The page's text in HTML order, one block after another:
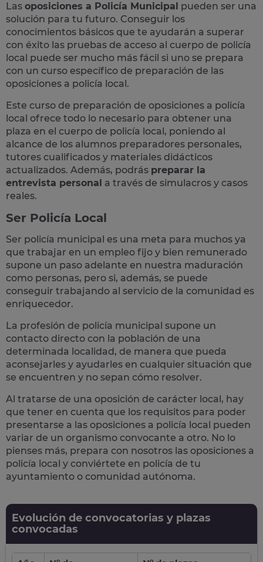
Las oposiciones a Policía Municipal pueden ser una
solución para tu futuro. Conseguir los
conocimientos básicos que te ayudarán a superar
con éxito las pruebas de acceso al cuerpo de policía
local puede ser mucho más fácil si uno se prepara
con un curso específico de preparación de las
oposiciones a policía local.
Este curso de preparación de oposiciones a policía
local ofrece todo lo necesario para obtener una
plaza en el cuerpo de policía local, poniendo al
alcance de los alumnos preparadores personales,
tutores cualificados y materiales didácticos
actualizados. Además, podrás preparar la
entrevista personal a través de simulacros y casos
reales.
Ser Policía Local
Ser policía municipal es una meta para muchos ya
que trabajar en un empleo fijo y bien remunerado
supone un paso adelante en nuestra maduración
como personas, pero si, además, se puede
conseguir trabajando al servicio de la comunidad es
enriquecedor.
La profesión de policía municipal supone un
contacto directo con la población de una
determinada localidad, de manera que pueda
aconsejarles y ayudarles en cualquier situación que
se encuentren y no sepan cómo resolver.
Al tratarse de una oposición de carácter local, hay
que tener en cuenta que los requisitos para poder
presentarse a las oposiciones a policía local pueden
variar de un organismo convocante a otro. No lo
pienses más, prepara con nosotros las oposiciones a
policía local y conviértete en policía de tu
ayuntamiento o comunidad autónoma.
Evolución de convocatorias y plazas
convocadas